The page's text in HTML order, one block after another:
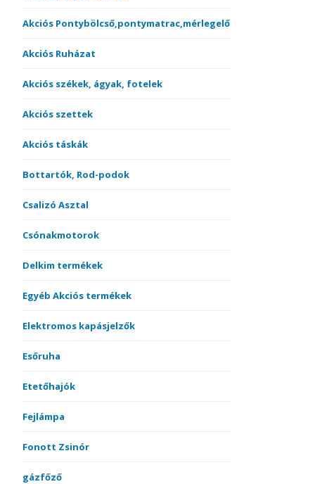
Akciós Pontybölcső,pontymatrac,mérlegelő
Akciós Ruházat
Akciós székek, ágyak, fotelek
Akciós szettek
Akciós táskák
Bottartók, Rod-podok
Csalizó Asztal
Csónakmotorok
Delkim termékek
Egyéb Akciós termékek
Elektromos kapásjelzők
Esőruha
Etetőhajók
Fejlámpa
Fonott Zsinór
gázfőző